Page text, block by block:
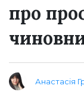
про
Анастасія